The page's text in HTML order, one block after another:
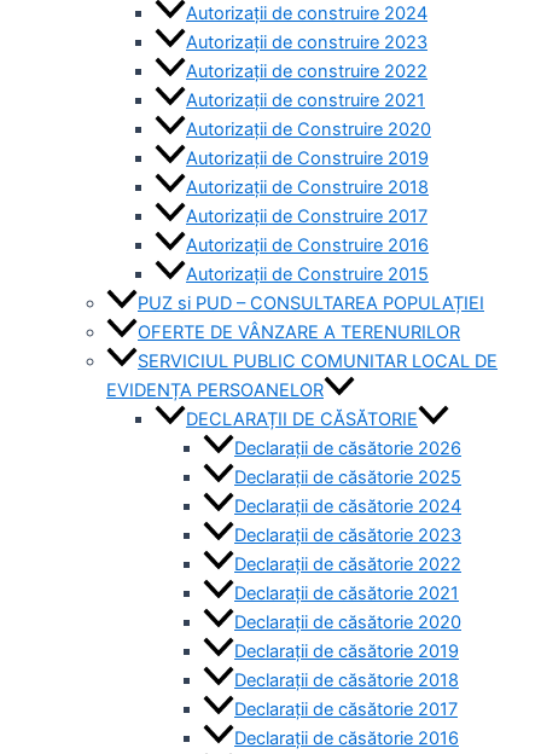
Autorizații de construire 2024
Autorizații de construire 2023
Autorizații de construire 2022
Autorizații de construire 2021
Autorizații de Construire 2020
Autorizații de Construire 2019
Autorizaţii de Construire 2018
Autorizaţii de Construire 2017
Autorizaţii de Construire 2016
Autorizaţii de Construire 2015
PUZ si PUD – CONSULTAREA POPULAȚIEI
OFERTE DE VÂNZARE A TERENURILOR
SERVICIUL PUBLIC COMUNITAR LOCAL DE
EVIDENȚA PERSOANELOR
DECLARAȚII DE CĂSĂTORIE
Declarații de căsătorie 2026
Declarații de căsătorie 2025
Declarații de căsătorie 2024
Declarații de căsătorie 2023
Declarații de căsătorie 2022
Declarații de căsătorie 2021
Declarații de căsătorie 2020
Declarații de căsătorie 2019
Declarații de căsătorie 2018
Declarații de căsătorie 2017
Declarații de căsătorie 2016